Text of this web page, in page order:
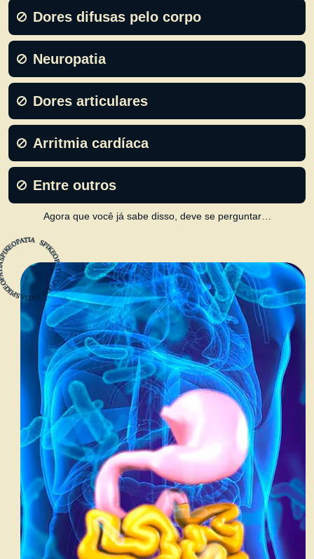
Dores difusas pelo corpo
Neuropatia
Dores articulares
Arritmia cardíaca
Entre outros
Agora que você já sabe disso, deve se perguntar…